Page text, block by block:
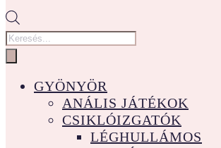
Products
search
GYÖNYÖR
ANÁLIS JÁTÉKOK
CSIKLÓIZGATÓK
LÉGHULLÁMOS